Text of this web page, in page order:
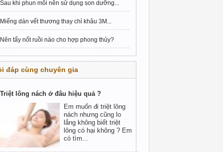
Sau khi phun môi nên sử dụng son dưỡng...
Miếng dán vết thương thay chỉ khâu 3M...
Nên tẩy nốt ruồi nào cho hợp phong thủy?
đáp cùng chuyên gia
Triệt lông nách ở đâu hiệu quả ?
Em muốn đi triệt lông
nách nhưng cũng lo
lắng không biết triệt
lông có hại không ? Em
có tìm...